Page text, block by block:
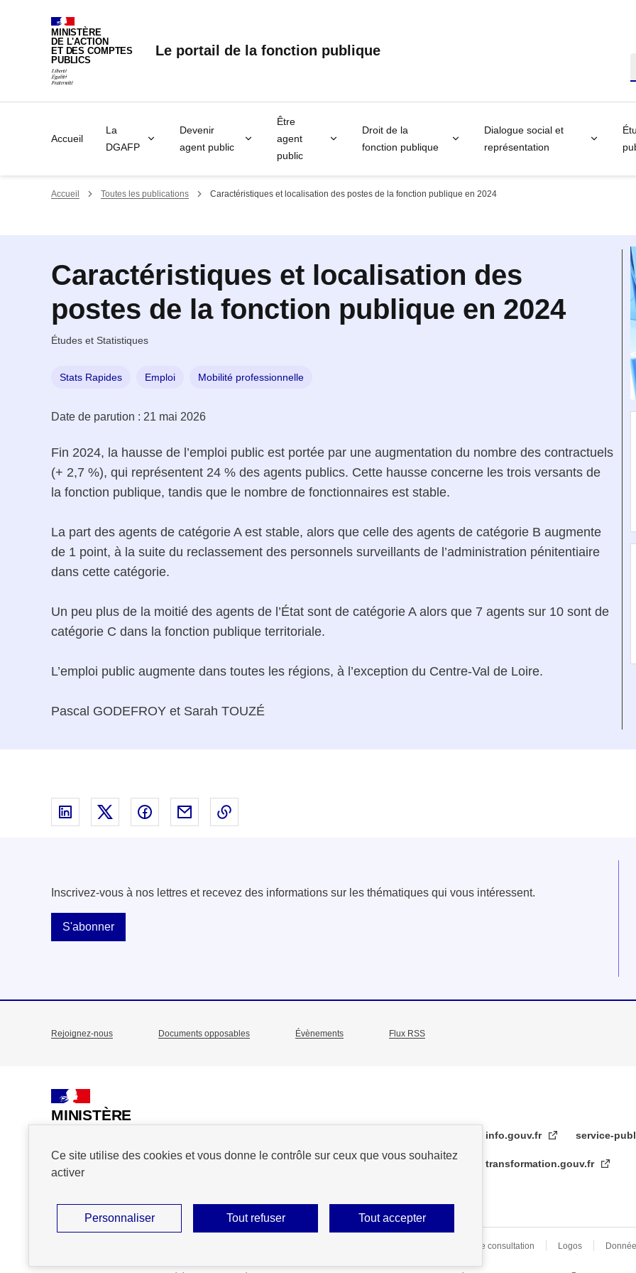
Ce site utilise des cookies et vous donne le contrôle sur ceux que vous souhaitez
activer
Tout accepter
Tout refuser
Personnaliser
MINISTÈRE
DE L'ACTION
ET DES COMPTES
PUBLICS
Le portail de la fonction publique
Accueil
La
DGAFP
Devenir
agent public
Être
agent
public
Droit de la
fonction publique
Dialogue social et
représentation
Accueil Toutes les publications Caractéristiques et localisation des postes de la fonction publique en 2024
Caractéristiques et localisation des
postes de la fonction publique en 2024
Études et Statistiques
Stats Rapides Emploi Mobilité professionnelle
Date de parution : 21 mai 2026
Fin 2024, la hausse de l’emploi public est portée par une augmentation du nombre des contractuels
(+ 2,7 %), qui représentent 24 % des agents publics. Cette hausse concerne les trois versants de
la fonction publique, tandis que le nombre de fonctionnaires est stable.
La part des agents de catégorie A est stable, alors que celle des agents de catégorie B augmente
de 1 point, à la suite du reclassement des personnels surveillants de l’administration pénitentiaire
dans cette catégorie.
Un peu plus de la moitié des agents de l’État sont de catégorie A alors que 7 agents sur 10 sont de
catégorie C dans la fonction publique territoriale.
L’emploi public augmente dans toutes les régions, à l’exception du Centre-Val de Loire.
Pascal GODEFROY et Sarah TOUZÉ
Partager sur Linked In - nouvelle fenêtre
Partager sur X - nouvelle fenêtre
Partager sur Facebook - nouvelle fenêtre
Partager par email - nouvelle fenêtre
Inscrivez-vous à nos lettres et recevez des informations sur les thématiques qui vous intéressent.
S'abonner
de
Rejoignez-nous Documents opposables Évènements Flux RSS
MINISTÈRE
DE L'ACTION
PUBLICS
info.gouv.fr service-
transformation.gouv.fr
Statistiques de consultation Logos